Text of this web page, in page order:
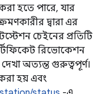
হতে পারে, যার
দ্বারা এর
চেইনের প্রতিটি
রিভোকেশন
অত্যন্ত গুরুত্বপূর্ণ।
হয় এবং